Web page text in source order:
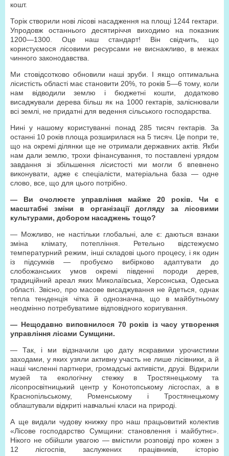
кошт.
Торік створили нові лісові насадження на площі 1244 гектари.
Упродовж останнього десятиріччя виходимо на показник
1200—1300. Оце наш стандарт! Він свідчить, що
користуємося лісовими ресурсами не виснажливо, в межах
чинного законодавства.
Ми стовідсотково обновили наші зруби. І якщо оптимальна
лісистість області має становити 20%, то років 5—6 тому, коли
нам відводили землю і бюджетні кошти, додатково
висаджували дерева більш як на 1000 гектарів, заліснювали
всі землі, не придатні для ведення сільського господарства.
Нині у нашому користуванні понад 285 тисяч гектарів. За
останні 10 років площа розширилася на 5 тисяч. Це попри те,
що на окремі ділянки ще не отримали державних актів. Якби
нам дали землю, трохи фінансування, то поставлені урядом
завдання зі збільшення лісистості ми могли б впевнено
виконувати, адже є спеціалісти, матеріальна база — одне
слово, все, що для цього потрібно.
— Ви очолюєте управління майже 20 років. Чи є
масштабні зміни в організації догляду за лісовими
культурами, добором насаджень тощо?
— Можливо, не настільки глобальні, але є: даються взнаки
зміна клімату, потепління. Ретельно відстежуємо
температурний режим, інші складові цього процесу, і як один
із підсумків — пробуємо вибірково адаптувати до
слобожанських умов окремі південні породи дерев,
традиційний ареал яких Миколаївська, Херсонська, Одеська
області. Звісно, про масове висаджування не йдеться, однак
тепла тенденція чітка й однозначна, що в майбутньому
неодмінно потребуватиме відповідного коригування.
— Нещодавно виповнилося 70 років із часу утворення
управління лісами Сумщини.
— Так, і ми відзначили цю дату яскравими урочистими
заходами, у яких узяли активну участь не лише лісівники, а й
наші численні партнери, громадські активісти, друзі. Відкрили
музей та екологічну стежку в Тростянецькому та
лісопросвітницький центр у Конотопському лісгоспах, а в
Краснопільському, Роменському і Тростянецькому
облаштували відкриті навчальні класи на природі.
А ще видали чудову книжку про наш працьовитий колектив
«Лісове господарство Сумщини: становлення і майбутнє».
Нікого не обійшли увагою — вмістили розповіді про кожен з
12 лісгоспів, заслужених працівників, історію